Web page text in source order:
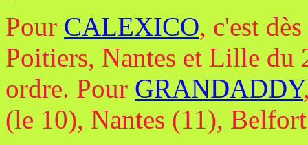
Pour CALEXICO, c'est
Poitiers, Nantes et Lille du
ordre. Pour GRANDADDY
(le 10), Nantes (11),